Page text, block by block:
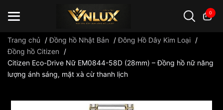
0
Đồng hồ casio đồng hồ G-Shock đồng hồ Orient ...
Trang chủ /Đồng hồ Nhật Bản /Đông Hồ Dây Kim Loại /
Đồng hồ Citizen
/
Citizen Eco-Drive Nữ EM0844-58D (28mm) – Đồng hồ nữ năng
lượng ánh sáng, mặt xà cừ thanh lịch